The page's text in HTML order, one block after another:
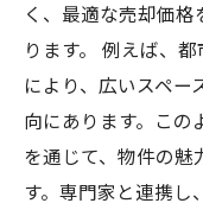
く、最適な売却価
ります。 例えば、
により、広いスペー
向にあります。この
を通じて、物件の魅
す。専門家と連携し